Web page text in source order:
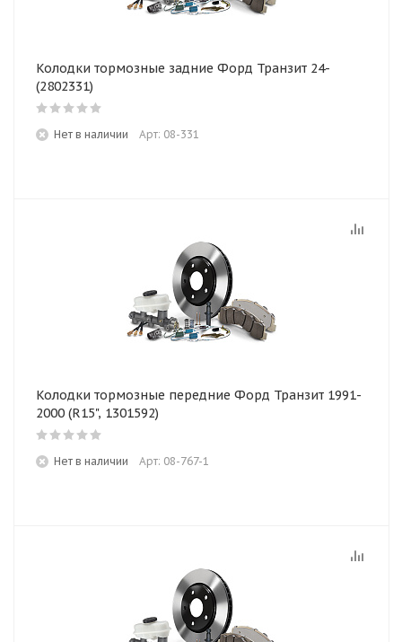
Колодки тормозные задние Форд Транзит 24-
(2802331)
Нет в наличии Арт: 08-331
Колодки тормозные передние Форд Транзит 1991-
2000 (R15", 1301592)
Нет в наличии Арт: 08-767-1